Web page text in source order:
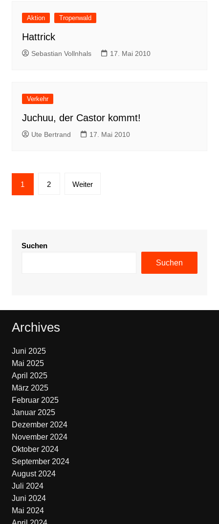
Aktion Tropenwald
Hattrick
Sebastian Vollnhals 17. Mai 2010
Verkehr
Juchuu, der Castor kommt!
Ute Bertrand 17. Mai 2010
Seitennummerierung
der
1 2 Weiter
Suchen
Suchen
Archives
Juni 2025
Mai 2025
April 2025
März 2025
Februar 2025
Januar 2025
Dezember 2024
November 2024
Oktober 2024
September 2024
August 2024
Juli 2024
Juni 2024
Mai 2024